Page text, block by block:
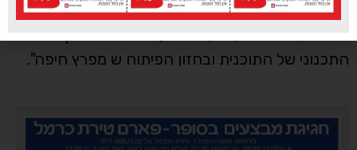
שהתקבלה היום בוועדה במנהל התכנון בראשות גב'
התכנוני של התוכנית ובחזון הפיתוח ש מפרץ חיפה".